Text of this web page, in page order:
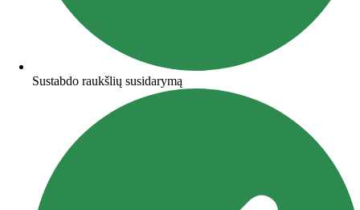
Sustabdo raukšlių susidarymą